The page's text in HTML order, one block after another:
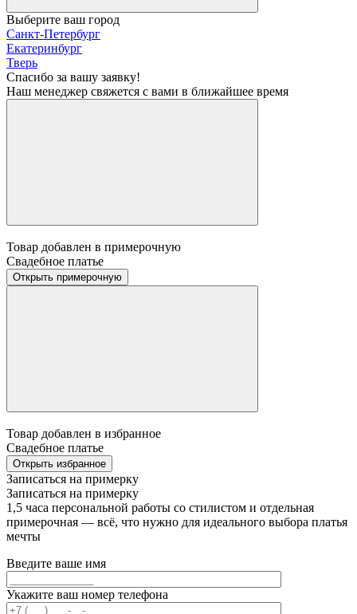
Выберите ваш город
Санкт-Петербург
Екатеринбург
Тверь
Спасибо за вашу заявку!
Наш менеджер свяжется с вами в ближайшее время
Товар добавлен в примерочную
Свадебное платье
Открыть примерочную
Товар добавлен в избранное
Свадебное платье
Открыть избранное
Записаться на примерку
Записаться на примерку
1,5 часа персональной работы со стилистом и отдельная
примерочная — всё, что нужно для идеального выбора платья
мечты
Введите ваше имя
Укажите ваш номер телефона